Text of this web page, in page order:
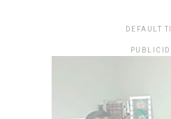
DEFAULT